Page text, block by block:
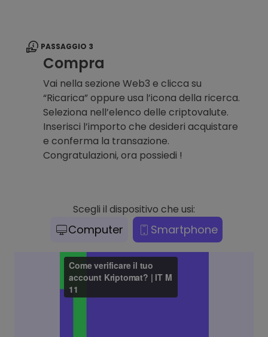
PASSAGGIO 3
Compra
Vai nella sezione Web3 e clicca su
“Ricarica” oppure usa l’icona della ricerca.
Seleziona nell’elenco delle criptovalute.
Inserisci l’importo che desideri acquistare
e conferma la transazione.
Congratulazioni, ora possiedi !
Scegli il dispositivo che usi:
Computer Smartphone